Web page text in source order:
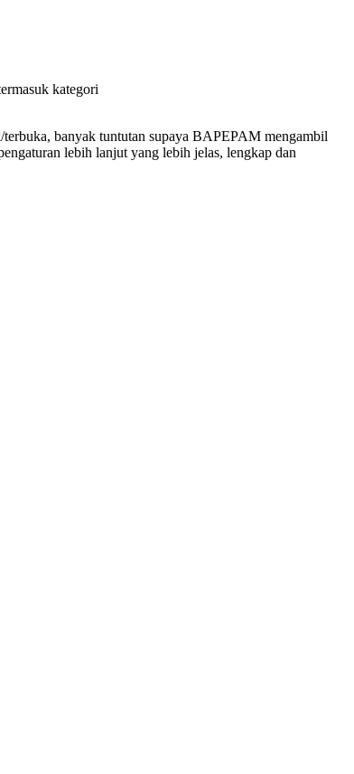
kategori
banyak tuntutan supaya BAPEPAM mengambil
lebih lanjut yang lebih jelas, lengkap dan